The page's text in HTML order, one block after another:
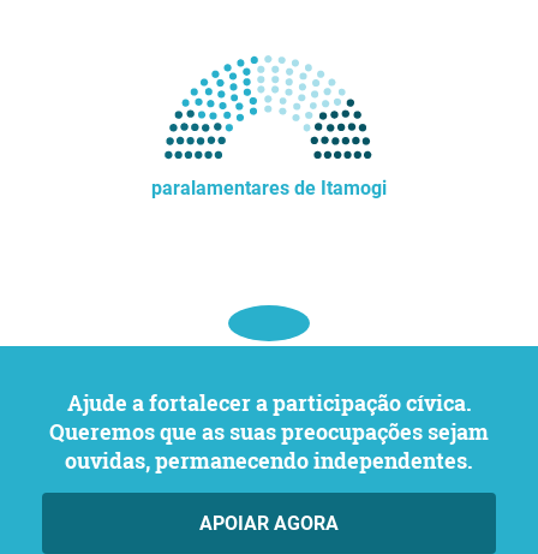
paralamentares de Itamogi
Ajude a fortalecer a participação cívica.
Queremos que as suas preocupações sejam
ouvidas, permanecendo independentes.
APOIAR AGORA